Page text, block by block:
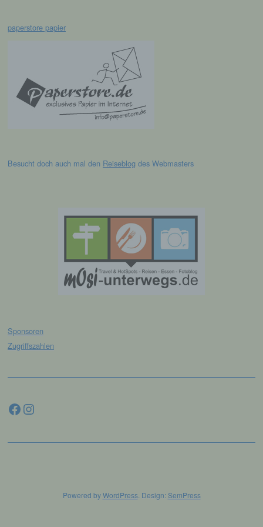
paperstore papier
Besucht doch auch mal den Reiseblog des Webmasters
Sponsoren
Zugriffszahlen
Facebook
Powered byWordPress. Design: SemPress
juristische Person, Behörde, Einrichtung
gemeinsam mit anderen über die Zwecke
und Mittel der Verarbeitung von
personenbezogenen Daten entscheidet.
Sind die Zwecke und Mittel dieser
Verarbeitung durch das Unionsrecht oder
das Recht der Mitgliedstaaten vorgegeben,
so kann der Verantwortliche
Mitgliedstaaten vorgesehen werden.
Auftragsverarbeiter ist eine natürliche oder
juristische Person, Behörde, Einrichtung
oder andere Stelle, die personenbezogene
Daten im Auftrag des Verantwortlichen
verarbeitet.
Stelle, der personenbezogene Daten
Dritter ist eine natürliche oder juristische